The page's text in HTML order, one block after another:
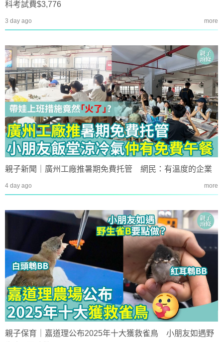
科考試費$3,776
3 day ago more
親子新聞｜廣州工廠推暑期免費托管 網民：有溫度的企業
4 day ago more
親子保育｜嘉道理公布2025年十大獲救雀鳥 小朋友如遇野